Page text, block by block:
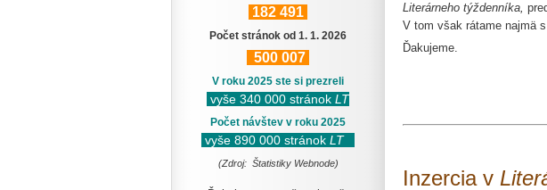
Literárneho týždenníka,
V tom však rátame najmä
Ďakujeme.
Inzercia v
182 491
Počet stránok od 1. 1. 2026
500 007
V roku 2025 ste si prezreli
vyše 340 000 stránok LT
Počet návštev v roku 2025
vyše 890 000 stránok LT
(Zdroj: Štatistiky Webnode)